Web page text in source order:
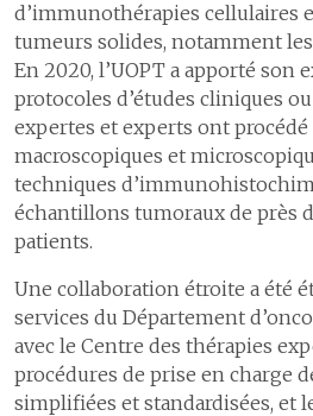
d’immunothérapies cellulaires
tumeurs solides, notamment les
En 2020, l’UOPT a apporté son
protocoles d’études cliniques
expertes et experts ont procédé
macroscopiques et
techniques
échantillons tumoraux de près
patients.
Une collaboration étroite a été
services du Département
avec le Centre des thérapies
procédures de prise en charge
simplifiées et standardisées, et